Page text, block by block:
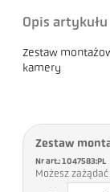
Opis artykułu
Zestaw
kamery
Zestaw
Nr art.: 1047583:PL
Możesz